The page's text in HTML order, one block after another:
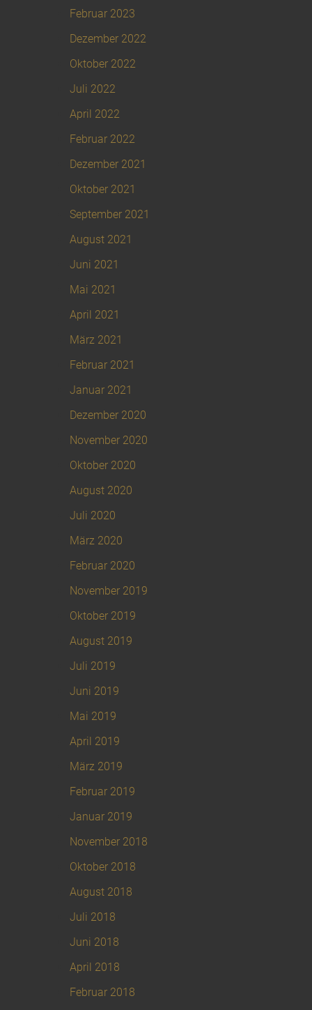
Februar 2023
Dezember 2022
Oktober 2022
Juli 2022
April 2022
Februar 2022
Dezember 2021
Oktober 2021
September 2021
August 2021
Juni 2021
Mai 2021
April 2021
März 2021
Februar 2021
Januar 2021
Dezember 2020
November 2020
Oktober 2020
August 2020
Juli 2020
März 2020
Februar 2020
November 2019
Oktober 2019
August 2019
Juli 2019
Juni 2019
Mai 2019
April 2019
März 2019
Februar 2019
Januar 2019
November 2018
Oktober 2018
August 2018
Juli 2018
Juni 2018
April 2018
Februar 2018